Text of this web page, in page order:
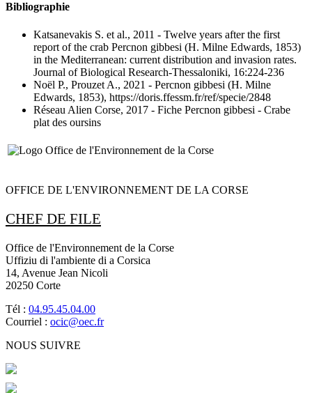
Bibliographie
Katsanevakis S. et al., 2011 - Twelve years after the first
report of the crab Percnon gibbesi (H. Milne Edwards, 1853)
in the Mediterranean: current distribution and invasion rates.
Journal of Biological Research-Thessaloniki, 16:224-236
Noël P., Prouzet A., 2021 - Percnon gibbesi (H. Milne
Edwards, 1853), https://doris.ffessm.fr/ref/specie/2848
Réseau Alien Corse, 2017 - Fiche Percnon gibbesi - Crabe
plat des oursins
OFFICE DE L'ENVIRONNEMENT DE LA CORSE
CHEF DE FILE
Office de l'Environnement de la Corse
Uffiziu di l'ambiente di a Corsica
14, Avenue Jean Nicoli
20250 Corte
Tél : 04.95.45.04.00
Courriel : ocic@oec.fr
NOUS SUIVRE